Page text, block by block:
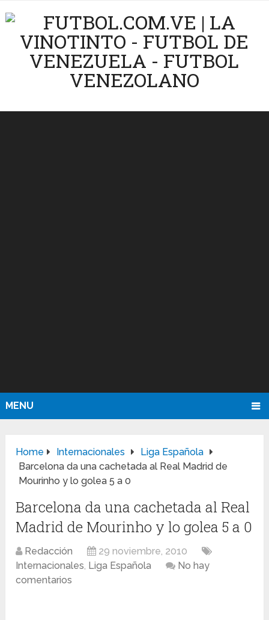
MENU
Home Internacionales
Liga Española
Barcelona da una cachetada al Real Madrid de
Mourinho y lo golea 5 a 0
Barcelona da una cachetada al Real
Madrid de Mourinho y lo golea 5 a 0
Redacción
29 noviembre, 2010
Internacionales, Liga Española
No hay
comentarios